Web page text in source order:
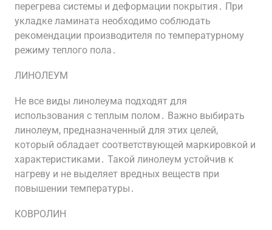
перегрева системы и деформации покрытия․ При
укладке ламината необходимо соблюдать
рекомендации производителя по температурному
режиму теплого пола․
ЛИНОЛЕУМ
Не все виды линолеума подходят для
использования с теплым полом․ Важно выбирать
линолеум, предназначенный для этих целей,
который обладает соответствующей маркировкой и
характеристиками․ Такой линолеум устойчив к
нагреву и не выделяет вредных веществ при
повышении температуры․
КОВРОЛИН